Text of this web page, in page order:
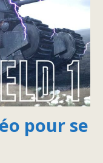
pour se